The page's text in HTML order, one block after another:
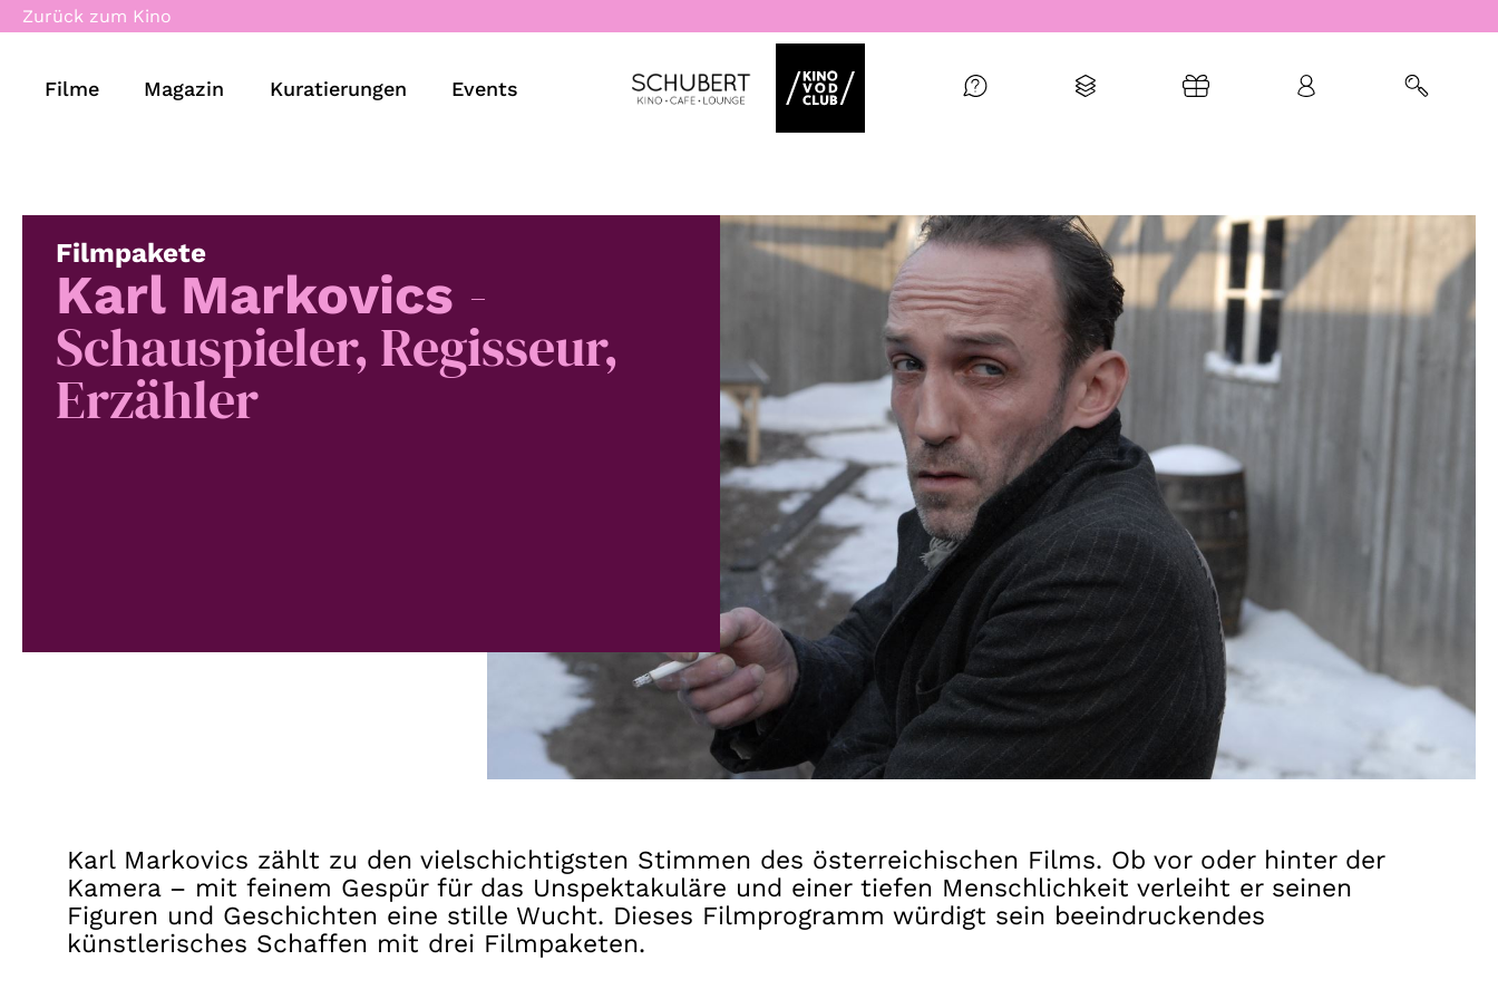
Kuratierungen
So geht’s
Filmpakete
Gutscheine
& Filmpässe
Account
Suche
Zurück zum Kino
Filme Magazin Kuratierungen Events
Filmpakete
Karl Markovics -
Schauspieler, Regisseur,
Erzähler
Karl Markovics zählt zu den vielschichtigsten Stimmen des österreichischen Films. Ob vor oder hinter der
Kamera – mit feinem Gespür für das Unspektakuläre und einer tiefen Menschlichkeit verleiht er seinen
Figuren und Geschichten eine stille Wucht. Dieses Filmprogramm würdigt sein beeindruckendes
künstlerisches Schaffen mit drei Filmpaketen.